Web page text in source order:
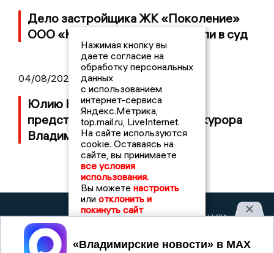
Дело застройщика ЖК «Поколение»
ООО «Капитал Строй» передали в суд
04/08/2026 11:36
Юлию Калистову официально
представили в должности прокурора
Владимирской области
НОВОСТИ
2017 © NEWSVLADIMIR.RU | СИ
Нажимая кнопку вы
даете согласие на
обработку персональных
данных
с использованием
интернет-сервиса
Яндекс.Метрика,
top.mail.ru, LiveInternet.
На сайте используются
cookie. Оставаясь на
сайте, вы принимаете
все условия
использования.
Вы можете настроить
или отклонить и
покинуть сайт
Принять